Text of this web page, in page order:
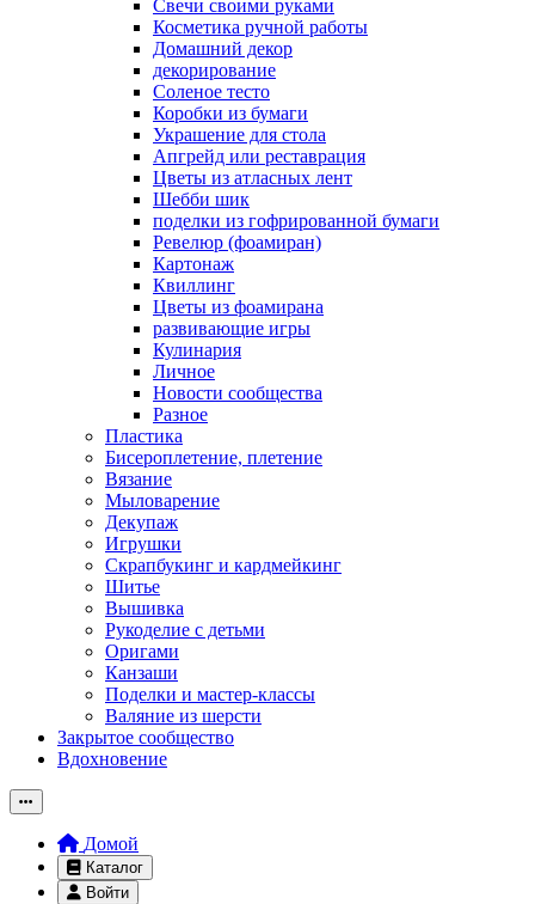
Свечи своими руками
Косметика ручной работы
Домашний декор
декорирование
Соленое тесто
Коробки из бумаги
Украшение для стола
Апгрейд или реставрация
Цветы из атласных лент
Шебби шик
поделки из гофрированной бумаги
Ревелюр (фоамиран)
Картонаж
Квиллинг
Цветы из фоамирана
развивающие игры
Кулинария
Личное
Новости сообщества
Разное
Пластика
Бисероплетение, плетение
Вязание
Мыловарение
Декупаж
Игрушки
Скрапбукинг и кардмейкинг
Шитье
Вышивка
Рукоделие с детьми
Оригами
Канзаши
Поделки и мастер-классы
Валяние из шерсти
Закрытое сообщество
Вдохновение
Домой
Каталог
Войти